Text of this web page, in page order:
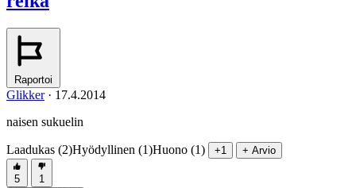
Raportoi
Glikker · 17.4.2014
naisen sukuelin
Laadukas (2)Hyödyllinen (1)Huono (1) +1 + Arvio
5
1